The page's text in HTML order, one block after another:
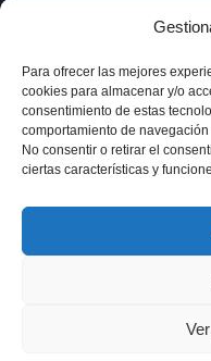
Para ofrecer las mejores
cookies para almacenar y/o
consentimiento de estas
comportamiento de
No consentir o retirar el
ciertas características y
Inicio Biblioteca
Esencia
Blog
Aviso legal
© 2025